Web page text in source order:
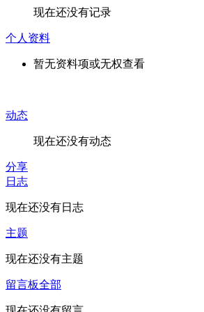
现在还没有记录
个人资料
暂无资料项或无权查看
动态
现在还没有动态
分享
日志
现在还没有日志
主题
现在还没有主题
留言板全部